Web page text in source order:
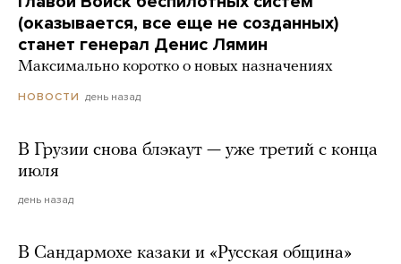
(оказывается, все еще не созданных)
станет генерал Денис Лямин
Максимально коротко о новых назначениях
НОВОСТИ день назад
В Грузии снова блэкаут — уже третий с конца
июля
день назад
В Сандармохе казаки и «Русская община»